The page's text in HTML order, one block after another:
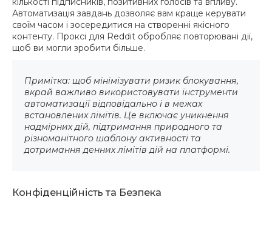
Автоматизація завдань дозволяє вам краще керувати
своїм часом і зосередитися на створенні якісного
контенту. Проксі для Reddit обробляє повторювані дії,
щоб ви могли зробити більше.
Примітка: щоб мінімізувати ризик блокування,
вкрай важливо використовувати інструменти
автоматизації відповідально і в межах
встановлених лімітів. Це включає уникнення
надмірних дій, підтримання природного та
різноманітного шаблону активності та
дотримання денних лімітів дій на платформі.
Конфіденційність та Безпека